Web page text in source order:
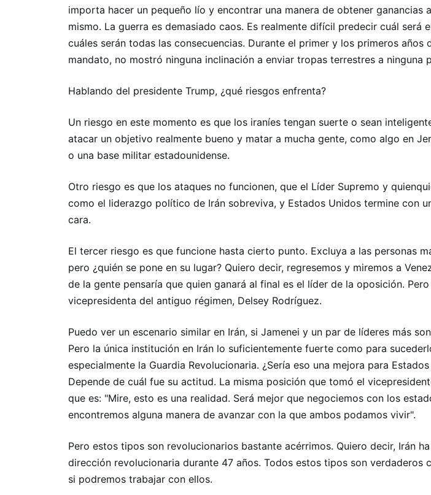
importa hacer un pequeño lío y encontrar una manera de obtener ganancias
mismo. La guerra es demasiado caos. Es realmente difícil predecir cuál será
cuáles serán todas las consecuencias. Durante el primer y los primeros años
mandato, no mostró ninguna inclinación a enviar tropas terrestres a ninguna
Hablando del presidente Trump, ¿qué riesgos enfrenta?
Un riesgo en este momento es que los iraníes tengan suerte o sean
atacar un objetivo realmente bueno y matar a mucha gente, como algo en
o una base militar estadounidense.
Otro riesgo es que los ataques no funcionen, que el Líder Supremo y
como el liderazgo político de Irán sobreviva, y Estados Unidos termine con
cara.
El tercer riesgo es que funcione hasta cierto punto. Excluya a las personas
pero ¿quién se pone en su lugar? Quiero decir, regresemos y miremos a
de la gente pensaría que quien ganará al final es el líder de la oposición.
vicepresidenta del antiguo régimen, Delsey Rodríguez.
Puedo ver un escenario similar en Irán, si Jamenei y un par de líderes más
Pero la única institución en Irán lo suficientemente fuerte como para
especialmente la Guardia Revolucionaria. ¿Sería eso una mejora para
Depende de cuál fue su actitud. La misma posición que tomó el
que es: "Mire, esto es una realidad. Será mejor que negociemos con los
encontremos alguna manera de avanzar con la que ambos podamos vivir".
Pero estos tipos son revolucionarios bastante acérrimos. Quiero decir, Irán
dirección revolucionaria durante 47 años. Todos estos tipos son verdaderos
si podremos trabajar con ellos.